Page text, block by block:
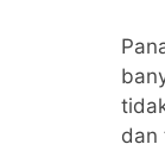
dan